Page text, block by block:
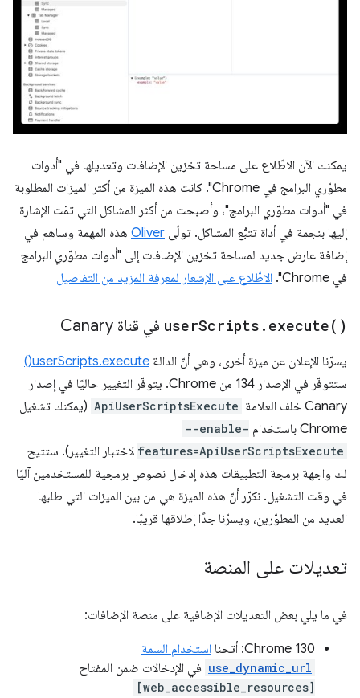
يمكنك الآن الاطّلاع على مساحة تخزين الإضافات وتعديلها في "أدوات
مطوّري البرامج في Chrome". كانت هذه الميزة من أكثر الميزات المطلوبة
في "أدوات مطوّري البرامج"، وأصبحت من أكثر المشاكل التي تمّت الإشارة
إليها بنجمة في أداة تتبُّع المشاكل. تولّى Oliver هذه المهمة وساهم في
إضافة عارض جديد لمساحة تخزين الإضافات إلى "أدوات مطوّري البرامج
في Chrome".
الاطّلاع على الإشعار لمعرفة المزيد من التفاصيل
userScripts . execute( ) في قناة Canary
يسرّنا الإعلان عن ميزة أخرى، وهي أنّ الدالة userScripts.execute()
ستتوفّر في الإصدار 134 من Chrome. يتوفّر التغيير حاليًا في إصدار
Canary خلف العلامة
ApiUserScriptsExecute (يمكنك تشغيل
Chrome باستخدام
--enable-
features=ApiUserScriptsExecute لاختبار التغيير). ستتيح
لك واجهة برمجة التطبيقات هذه إدخال نصوص برمجية للمستخدمين آليًا
في وقت التشغيل. نكرّر أنّ هذه الميزة هي من بين الميزات التي طلبها
العديد من المطوّرين، ويسرّنا جدًا إطلاقها قريبًا.
تعديلات على المنصة
في ما يلي بعض التعديلات الإضافية على منصة الإضافات:
‫Chrome 130: أتحنا استخدام السمة
use_dynamic_url في الإدخالات ضمن المفتاح
[web_accessible_resources]